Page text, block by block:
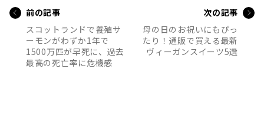
前の記事
スコットランドで養殖サ
ーモンがわずか1年で
1500万匹が早死に、過去
最高の死亡率に危機感
次の記事
母の日のお祝いにもぴっ
たり！通販で買える最新
ヴィーガンスイーツ5選